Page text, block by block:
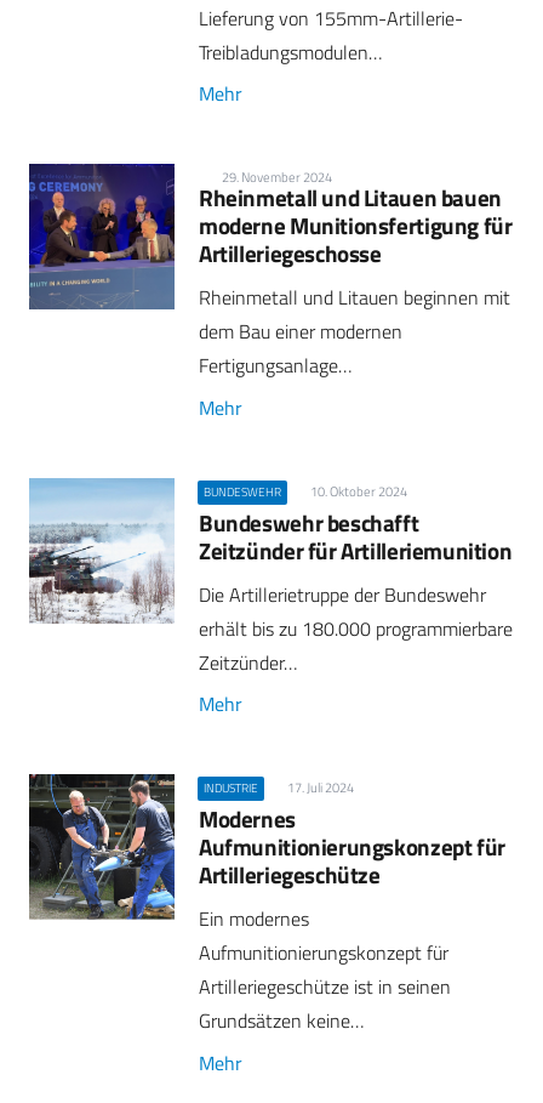
Lieferung von 155mm-Artillerie-
Treibladungsmodulen…
Mehr
29. November 2024
Rheinmetall und Litauen bauen
moderne Munitionsfertigung für
Artilleriegeschosse
Rheinmetall und Litauen beginnen mit
dem Bau einer modernen
Fertigungsanlage…
Mehr
BUNDESWEHR 10. Oktober 2024
Bundeswehr beschafft
Zeitzünder für Artilleriemunition
Die Artillerietruppe der Bundeswehr
erhält bis zu 180.000 programmierbare
Zeitzünder…
Mehr
INDUSTRIE 17. Juli 2024
Modernes
Aufmunitionierungskonzept für
Artilleriegeschütze
Ein modernes
Aufmunitionierungskonzept für
Artilleriegeschütze ist in seinen
Grundsätzen keine…
Mehr